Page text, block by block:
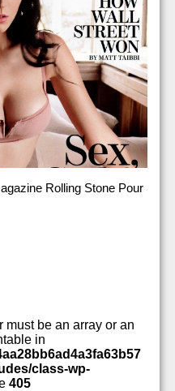
Rolling Stone Pour
must be an array or an
in
class-wp-
405